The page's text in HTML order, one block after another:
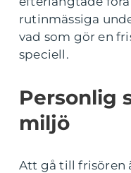
rutinmässiga
vad som gör en
speciell.
Personlig
miljö
Att gå till frisören